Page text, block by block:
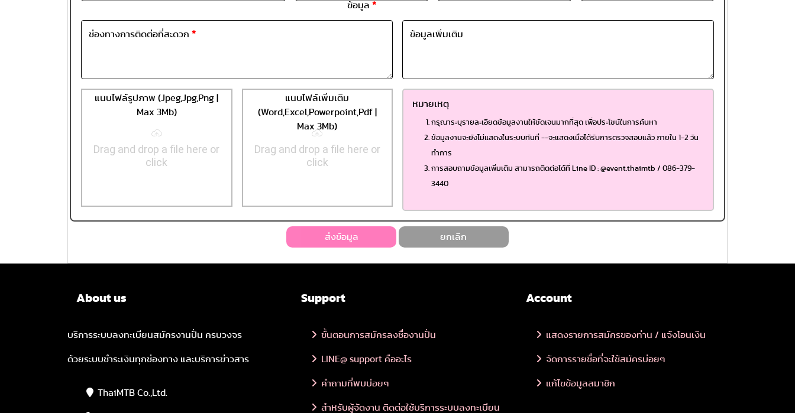
ข้อมูล*
ช่องทางการติดต่อที่สะดวก * ข้อมูลเพิ่มเติม
Drag and drop a file here or
click
แนบไฟล์รูปภาพ (Jpeg,Jpg,Png |
Max 3Mb)
Drag and drop a file here or
click
แนบไฟล์เพิ่มเติม
(Word,Excel,Powerpoint,Pdf |
Max 3Mb)
หมายเหตุ
กรุณาระบุรายละเอียดข้อมูลงานให้ชัดเจนมากที่สุด เพื่อประโชน์ในการค้นหา
ข้อมูลงานจะยังไม่แสดงในระบบทันที่ --จะแสดงเมื่อได้รับการตรวจสอบแล้ว ภายใน 1-2 วัน
ทำการ
การสอบถามข้อมูลเพิ่มเติม สามารถติดต่อได้ที่ Line ID : @event.thaimtb / 086-379-
3440
About us
บริการระบบลงทะเบียนสมัครงานปั่น ครบวงจร
ด้วยระบบชำระเงินทุกช่องทาง และบริการข่าวสาร
ThaiMTB Co.,Ltd.
Support
ขั้นตอนการสมัครลงชื่องานปั่น
LINE@ support คืออะไร
คำถามที่พบบ่อยๆ
สำหรับผู้จัดงาน ติดต่อใช้บริการระบบลงทะเบียน
Account
แสดงรายการสมัครของท่าน / แจ้งโอนเงิน
จัดการรายชื่อที่จะใช้สมัครบ่อยๆ
แก้ไขข้อมูลสมาชิก